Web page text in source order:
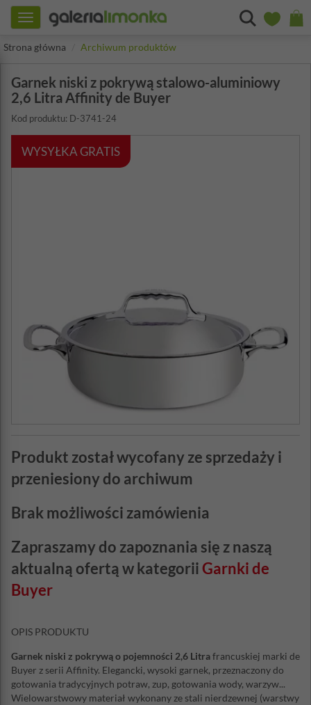
Toggle
navigation
Strona główna
Archiwum produktów
Garnek niski z pokrywą stalowo-aluminiowy
2,6 Litra Affinity de Buyer
Kod produktu: D-3741-24
WYSYŁKA GRATIS
Produkt został wycofany ze sprzedaży i
przeniesiony do archiwum
Brak możliwości zamówienia
Zapraszamy do zapoznania się z naszą
aktualną ofertą w kategoriiGarnki de
Buyer
OPIS PRODUKTU
Garnek niski z pokrywą o pojemności 2,6 Litrafrancuskiej marki de
Buyer z serii Affinity. Elegancki, wysoki garnek, przeznaczony do
gotowania tradycyjnych potraw, zup, gotowania wody, warzyw...
Wielowarstwowy materiał wykonany ze stali nierdzewnej (warstwy